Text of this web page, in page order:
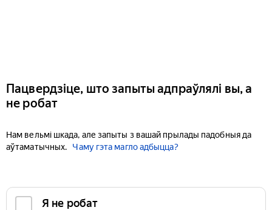
Пацвердзіце, што запыты адпраўлялі вы, а
не робат
Нам вельмі шкада, але запыты з вашай прылады падобныя да
аўтаматычных.
Чаму гэта магло адбыцца?
Я не робат